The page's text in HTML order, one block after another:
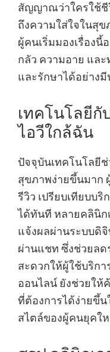
สัญญาณว่าใครใช้ชี
ถึงความใส่ใจในสุ
ผู้คนเริ่มมองเรื่องนี้
กลัว ความอาย แล
และรักษาได้อย่าง
เทคโนโลยี
ไอวีใกล้ฉัน
ปัจจุบันเทคโนโลยี
สุขภาพง่ายขึ้นมาก
รีวิว เปรียบเทียบบ
ได้ทันที หลายคลินิก
แจ้งผลผ่านระบบดิ
ผ่านแชท ซึ่งช่วยลด
สะดวกให้ผู้ใช้บริก
ออนไลน์ ยังช่วยให้
ที่ต้องการได้ง่ายขึ้
สไตล์ของผู้คนยุคใ